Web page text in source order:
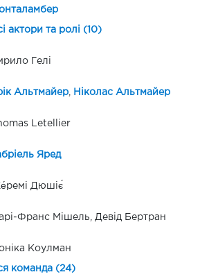
актори та ролі (10)
Гелі
Альтмайер, Ніколас Альтмайер
Letellier
Яред
Дюшіє́
Франс Мішель, Девід Бертран
Коулман
команда (24)